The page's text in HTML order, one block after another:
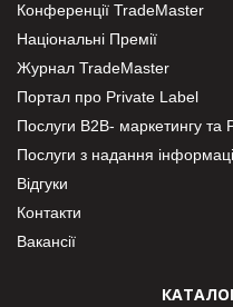
Конференції TradeMaster
Національні Премії
Журнал TradeMaster
Портал про Private Label
Послуги В2В- маркетингу та
Послуги з надання
Відгуки
Контакти
Вакансії